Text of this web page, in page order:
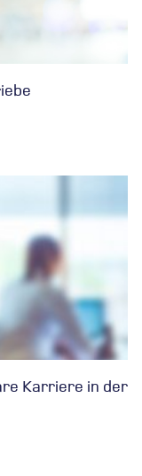
Karriere in der